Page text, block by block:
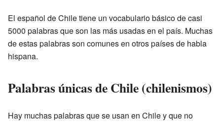
El español de Chile tiene un vocabulario básico de casi
5000 palabras que son las más usadas en el país. Muchas
de estas palabras son comunes en otros países de habla
hispana.
Palabras únicas de Chile (chilenismos)
Hay muchas palabras que se usan en Chile y que no